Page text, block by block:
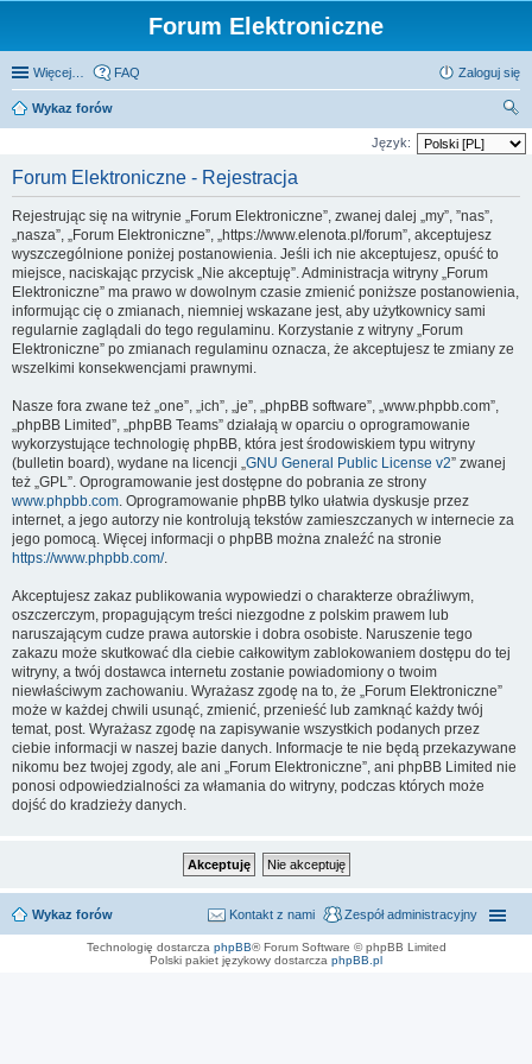
Forum Elektroniczne
Więcej… FAQ Zaloguj się
Wykaz forów
zu
Język:
Forum Elektroniczne - Rejestracja
Rejestrując się na witrynie „Forum Elektroniczne”, zwanej dalej „my”, ”nas”,
„nasza”, „Forum Elektroniczne”, „https://www.elenota.pl/forum”, akceptujesz
wyszczególnione poniżej postanowienia. Jeśli ich nie akceptujesz, opuść to
miejsce, naciskając przycisk „Nie akceptuję”. Administracja witryny „Forum
Elektroniczne” ma prawo w dowolnym czasie zmienić poniższe postanowienia,
informując cię o zmianach, niemniej wskazane jest, aby użytkownicy sami
regularnie zaglądali do tego regulaminu. Korzystanie z witryny „Forum
Elektroniczne” po zmianach regulaminu oznacza, że akceptujesz te zmiany ze
wszelkimi konsekwencjami prawnymi.
Nasze fora zwane też „one”, „ich”, „je”, „phpBB software”, „www.phpbb.com”,
„phpBB Limited”, „phpBB Teams” działają w oparciu o oprogramowanie
wykorzystujące technologię phpBB, która jest środowiskiem typu witryny
(bulletin board), wydane na licencji „GNU General Public License v2” zwanej
też „GPL”. Oprogramowanie jest dostępne do pobrania ze strony
www.phpbb.com. Oprogramowanie phpBB tylko ułatwia dyskusje przez
internet, a jego autorzy nie kontrolują tekstów zamieszczanych w internecie za
jego pomocą. Więcej informacji o phpBB można znaleźć na stronie
https://www.phpbb.com/.
Akceptujesz zakaz publikowania wypowiedzi o charakterze obraźliwym,
oszczerczym, propagującym treści niezgodne z polskim prawem lub
naruszającym cudze prawa autorskie i dobra osobiste. Naruszenie tego
zakazu może skutkować dla ciebie całkowitym zablokowaniem dostępu do tej
witryny, a twój dostawca internetu zostanie powiadomiony o twoim
niewłaściwym zachowaniu. Wyrażasz zgodę na to, że „Forum Elektroniczne”
może w każdej chwili usunąć, zmienić, przenieść lub zamknąć każdy twój
temat, post. Wyrażasz zgodę na zapisywanie wszystkich podanych przez
ciebie informacji w naszej bazie danych. Informacje te nie będą przekazywane
nikomu bez twojej zgody, ale ani „Forum Elektroniczne”, ani phpBB Limited nie
ponosi odpowiedzialności za włamania do witryny, podczas których może
dojść do kradzieży danych.
Wykaz forów Zespół administracyjny
Kontakt z nami
Technologię dostarcza phpBB® Forum Software © phpBB Limited
Polski pakiet językowy dostarcza phpBB.pl